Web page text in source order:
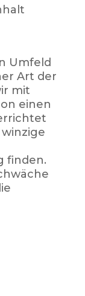
Umfeld
Art der
mit
einen
finden.